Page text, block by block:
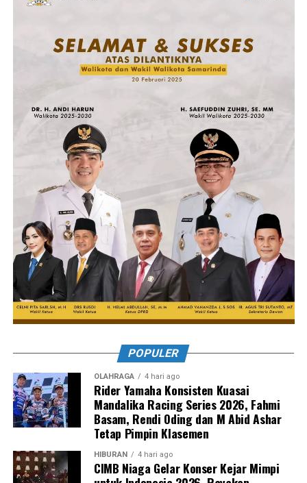
POPULER
OLAHRAGA 4 hari ago
Rider Yamaha Konsisten Kuasai
Mandalika Racing Series 2026, Fahmi
Basam, Rendi Oding dan M Abid Ashar
Tetap Pimpin Klasemen
HIBURAN 4 hari ago
CIMB Niaga Gelar Konser Kejar Mimpi